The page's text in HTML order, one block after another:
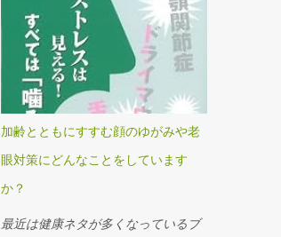
か、といった社会主義的な視点で番
組を構成しています。 日本では当た
り前のことが、ヨーロッパ、とくに
フランスでは大問題にされている理
由のひとつに、歴史に裏打ちされた
国民性があると思います。 これは、
レストランの予約システムをインタ
ーナショナルに展開している オープ
んにお話を聞いたときのことです。
国宝という、国立文化財機構の4つの
国立博物館 （東京国立博物館、京都
国立博物館、 奈良国立博物館、九州
国立博物館）が 所蔵する国宝・重要
文化財の高精細画像を、多言語（日
本語、英語、フランス語、中国語、
韓国語）による解説とともに観られ
る、というサイトがあります。
http://www.emuseum.jp/ これによる
集で「二十巻本歌合」とも呼ばれ
加齢とともにすすむ顔のゆがみや老
眼対策にどんなことをしています
か？
最近は健康ネタが多くなっているブ